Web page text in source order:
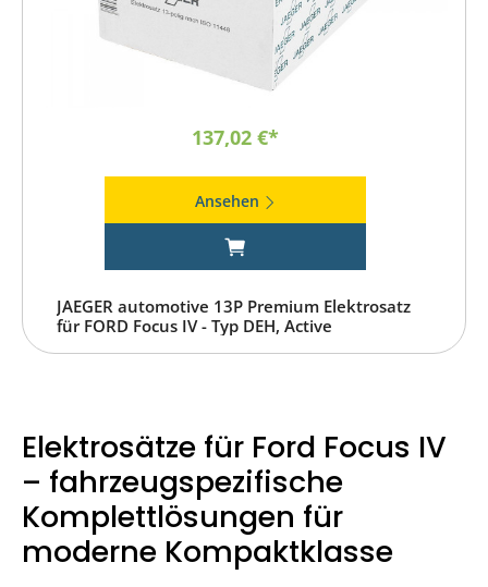
137,02 €*
Ansehen
JAEGER automotive 13P Premium Elektrosatz
für FORD Focus IV - Typ DEH, Active
Elektrosätze für Ford Focus IV
– fahrzeugspezifische
Komplettlösungen für
moderne Kompaktklasse